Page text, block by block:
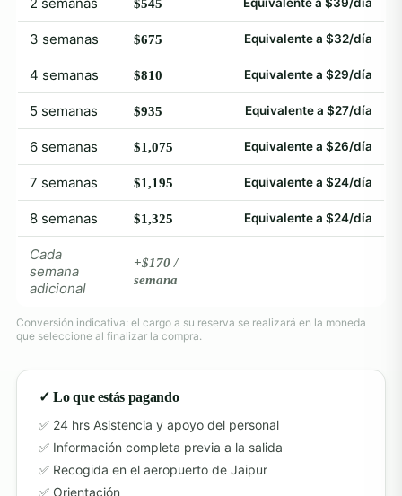
$545
3 semanas $675 Equivalente a $32/día
4 semanas $810 Equivalente a $29/día
5 semanas $935 Equivalente a $27/día
6 semanas $1,075 Equivalente a $26/día
7 semanas $1,195 Equivalente a $24/día
8 semanas $1,325 Equivalente a $24/día
Cada
semana
adicional
+$170 /
semana
Conversión indicativa: el cargo a su reserva se realizará en la moneda
que seleccione al finalizar la compra.
✓ Lo que estás pagando
24 hrs Asistencia y apoyo del personal
Información completa previa a la salida
Recogida en el aeropuerto de Jaipur
Orientación